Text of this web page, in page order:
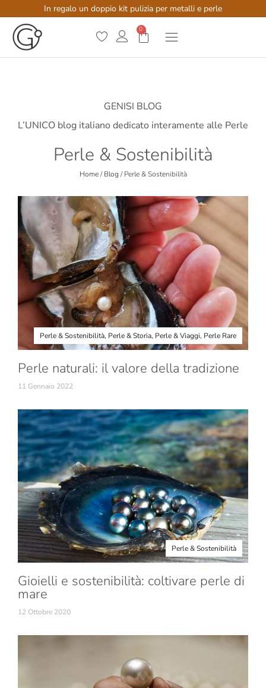
In regalo un doppio kit pulizia per metalli e perle
0
GENISI BLOG
L’UNICO blog italiano dedicato interamente alle Perle
Perle & Sostenibilità
Home/Blog /Perle & Sostenibilità
Perle & Sostenibilità, Perle & Storia, Perle & Viaggi, Perle Rare
Perle naturali: il valore della tradizione
11 Gennaio 2022
Perle & Sostenibilità
Gioielli e sostenibilità: coltivare perle di
mare
12 Ottobre 2020